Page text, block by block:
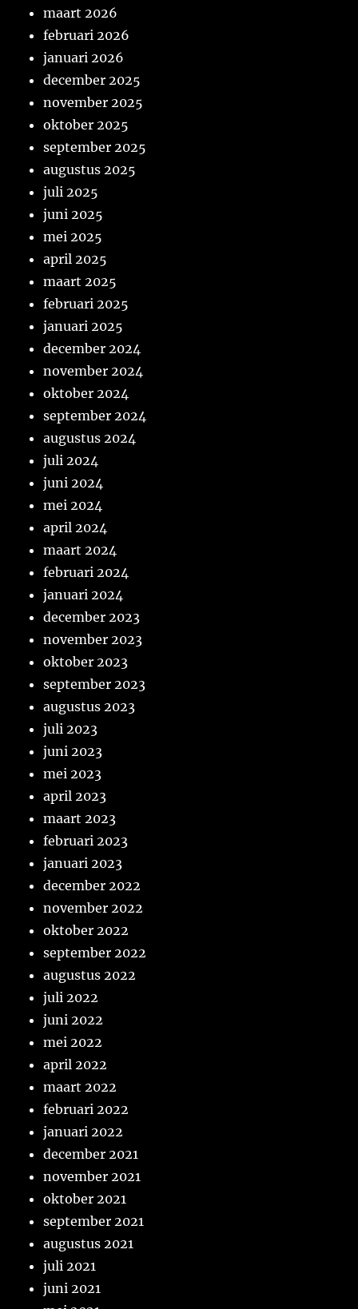
maart 2026
februari 2026
januari 2026
december 2025
november 2025
oktober 2025
september 2025
augustus 2025
juli 2025
juni 2025
mei 2025
april 2025
maart 2025
februari 2025
januari 2025
december 2024
november 2024
oktober 2024
september 2024
augustus 2024
juli 2024
juni 2024
mei 2024
april 2024
maart 2024
februari 2024
januari 2024
december 2023
november 2023
oktober 2023
september 2023
augustus 2023
juli 2023
juni 2023
mei 2023
april 2023
maart 2023
februari 2023
januari 2023
december 2022
november 2022
oktober 2022
september 2022
augustus 2022
juli 2022
juni 2022
mei 2022
april 2022
maart 2022
februari 2022
januari 2022
december 2021
november 2021
oktober 2021
september 2021
augustus 2021
juli 2021
juni 2021